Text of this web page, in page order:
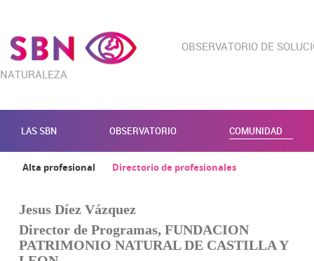
OBSERVATORIO DE
NATURALEZA
LAS SBN OBSERVATORIO COMUNIDAD
Alta profesional Directorio de profesionales
Jesus Díez Vázquez
Director de Programas, FUNDACION
PATRIMONIO NATURAL DE CASTILLA Y